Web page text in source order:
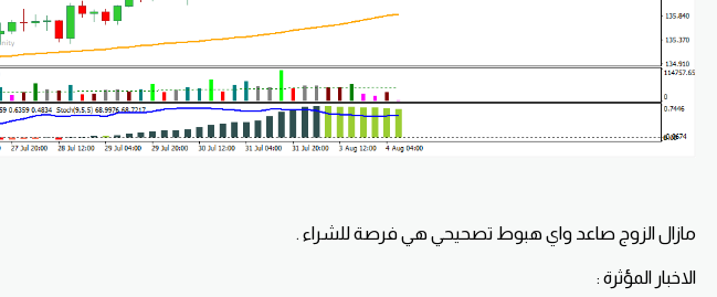
مازال الزوج صاعد واي هبوط تصحيحي هي فرصة للشراء .
الاخبار المؤثرة :